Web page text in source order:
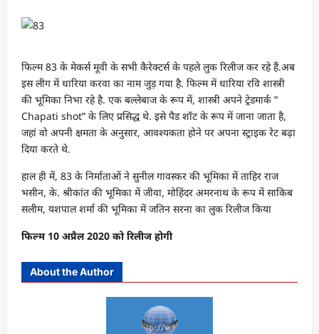
फिल्म 83 के मेकर्स मूवी के सभी कैरेक्टर्स के पहले लुक रिलीज कर रहे हैं.अब
इस लीग में धारिया करवा का नाम जुड़ गया है. फिल्म में धारिया रवि शास्त्री
की भूमिका निभा रहे है. एक बल्लेबाज के रूप में, शास्त्री अपने ट्रेडमार्क ”
Chapati shot” के लिए प्रसिद्ध थे. इसे पैड शॉट के रूप में जाना जाता है,
जहां वो अपनी क्षमता के अनुसार, आवश्यकता होने पर अपना स्ट्राइक रेट बढ़ा
दिया करते थे.
हाल ही में, 83 के निर्माताओं ने सुनील गावस्कर की भूमिका में ताहिर राज
भसीन, के. श्रीकांत की भूमिका में जीवा, मोहिंदर अमरनाथ के रूप में साकिब
सलीम, यशपाल शर्मा की भूमिका में जतिन सरना का लुक रिलीज किया
फिल्म 10 अप्रैल 2020 को रिलीज होगी
About the Author